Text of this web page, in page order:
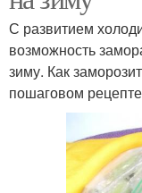
С развитием
возможность
зиму. Как
пошаговом